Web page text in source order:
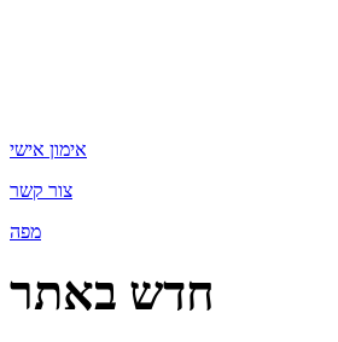
אימון אישי
צור קשר
מפה
חדש באתר